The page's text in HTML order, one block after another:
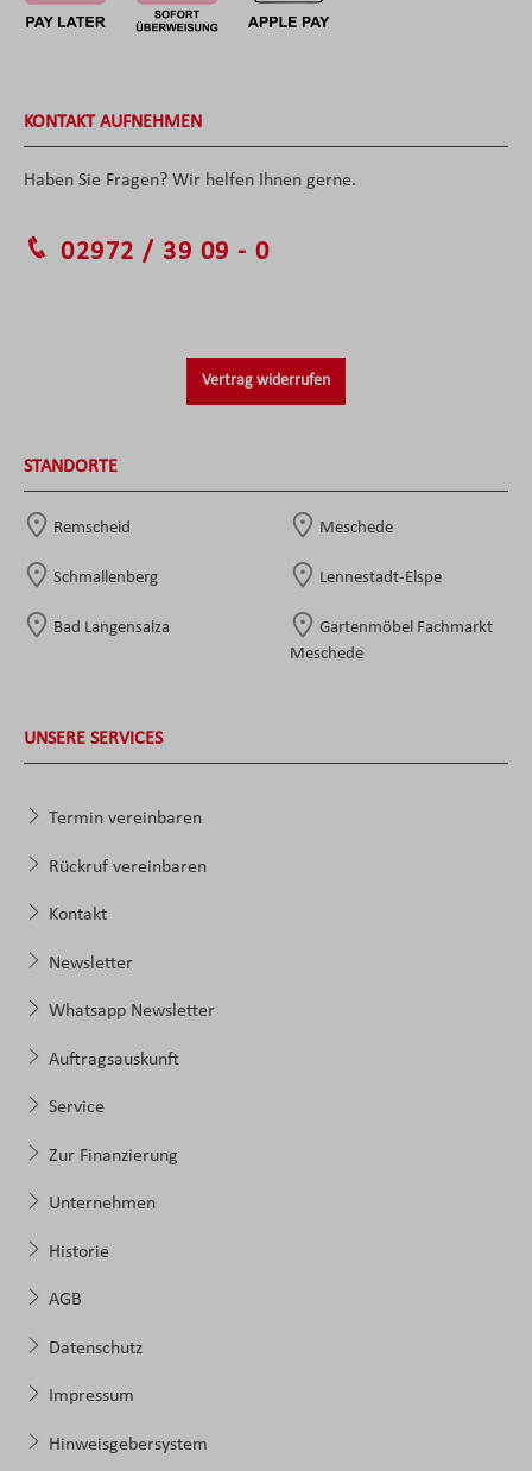
KONTAKT AUFNEHMEN
Haben Sie Fragen? Wir helfen Ihnen gerne.
02972 / 39 09 - 0
Vertrag widerrufen
STANDORTE
Remscheid Meschede
Schmallenberg Lennestadt-Elspe
Bad Langensalza
Gartenmöbel Fachmarkt
Meschede
UNSERE SERVICES
Termin vereinbaren
Rückruf vereinbaren
Kontakt
Newsletter
Whatsapp Newsletter
Auftragsauskunft
Service
Zur Finanzierung
Unternehmen
Historie
AGB
Datenschutz
Impressum
Hinweisgebersystem